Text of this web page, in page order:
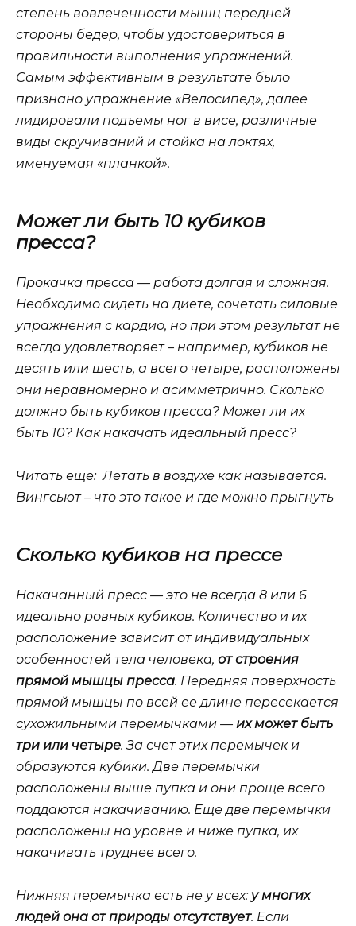
степень вовлеченности мышц передней
стороны бедер, чтобы удостовериться в
правильности выполнения упражнений.
Самым эффективным в результате было
признано упражнение «Велосипед», далее
лидировали подъемы ног в висе, различные
виды скручиваний и стойка на локтях,
именуемая «планкой».
Может ли быть 10 кубиков
пресса?
Прокачка пресса — работа долгая и сложная.
Необходимо сидеть на диете, сочетать силовые
упражнения с кардио, но при этом результат не
всегда удовлетворяет – например, кубиков не
десять или шесть, а всего четыре, расположены
они неравномерно и асимметрично. Сколько
должно быть кубиков пресса? Может ли их
быть 10? Как накачать идеальный пресс?
Читать еще: Летать в воздухе как называется.
Вингсьют – что это такое и где можно прыгнуть
Сколько кубиков на прессе
Накачанный пресс — это не всегда 8 или 6
идеально ровных кубиков. Количество и их
расположение зависит от индивидуальных
особенностей тела человека, от строения
прямой мышцы пресса. Передняя поверхность
прямой мышцы по всей ее длине пересекается
сухожильными перемычками — их может быть
три или четыре. За счет этих перемычек и
образуются кубики. Две перемычки
расположены выше пупка и они проще всего
поддаются накачиванию. Еще две перемычки
расположены на уровне и ниже пупка, их
накачивать труднее всего.
Нижняя перемычка есть не у всех: у многих
людей она от природы отсутствует. Если